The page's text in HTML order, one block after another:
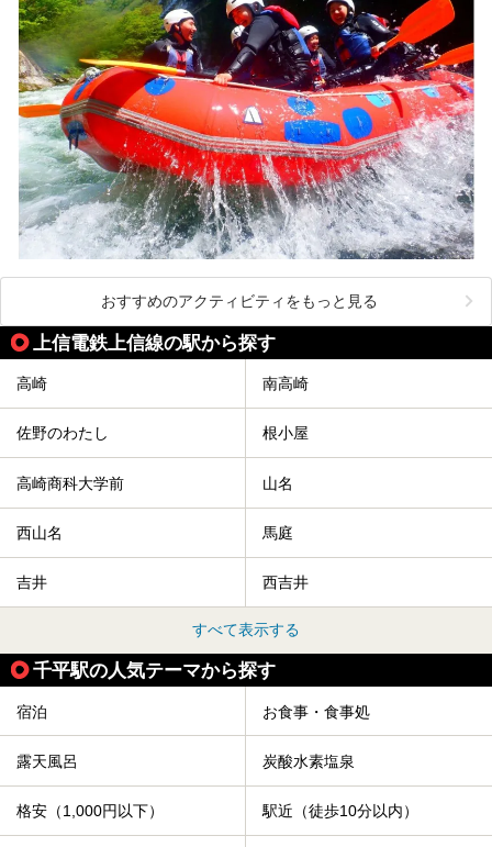
おすすめのアクティビティをもっと見る
上信電鉄上信線の駅から探す
高崎 南高崎
佐野のわたし 根小屋
高崎商科大学前 山名
西山名 馬庭
吉井 西吉井
すべて表示する
千平駅の人気テーマから探す
宿泊 お食事・食事処
露天風呂 炭酸水素塩泉
格安（1,000円以下） 駅近（徒歩10分以内）